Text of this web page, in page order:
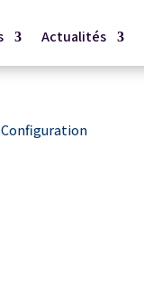
Actualités
Configuration